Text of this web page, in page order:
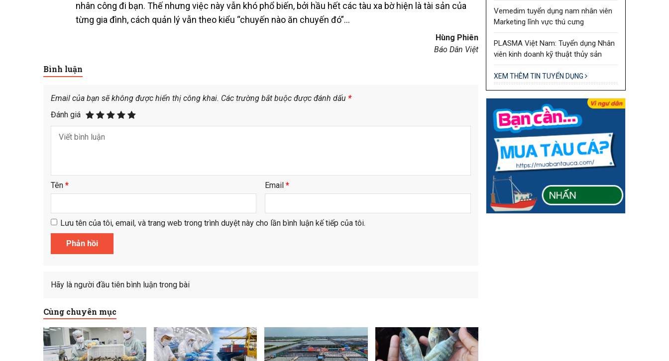
nhân công đi bạn. Thế nhưng việc này vẫn khó phổ biến, bởi hầu hết các tàu xa bờ hiện là tài sản của
từng gia đình, cách quản lý vẫn theo kiểu “chuyến nào ăn chuyến đó”…
Hùng Phiên
Báo Dân Việt
Bình luận
Email của bạn sẽ không được hiển thị công khai. Các trường bắt buộc được đánh dấu *
Đánh giá
Tên * Email*
Lưu tên của tôi, email, và trang web trong trình duyệt này cho lần bình luận kế tiếp của tôi.
Hãy là người đầu tiên bình luận trong bài
Cùng chuyên mục
Vemedim tuyển dụng nam nhân viên
Marketing lĩnh vực thú cưng
PLASMA Việt Nam: Tuyển dụng Nhân
viên kinh doanh kỹ thuật thủy sản
XEM THÊM TIN TUYỂN DỤNG